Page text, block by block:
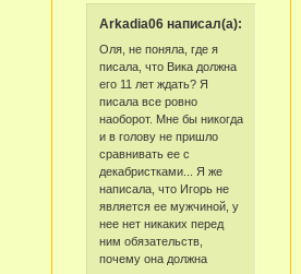
Arkadia06 написал(а):
Оля, не поняла, где я
писала, что Вика должна
его 11 лет ждать? Я
писала все ровно
наоборот. Мне бы никогда
и в голову не пришло
сравнивать ее с
декабристками... Я же
написала, что Игорь не
является ее мужчиной, у
нее нет никаких перед
ним обязательств,
почему она должна